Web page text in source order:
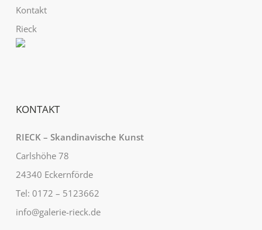
Kontakt
Rieck
KONTAKT
RIECK – Skandinavische Kunst
Carlshöhe 78
24340 Eckernförde
Tel: 0172 – 5123662
info@galerie-rieck.de